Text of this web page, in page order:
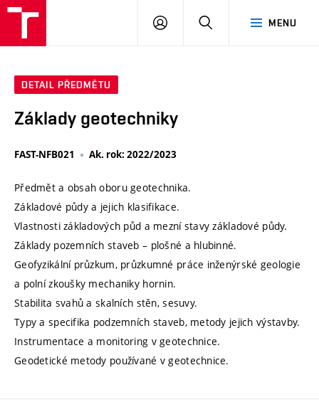
MENU
PŘIHLÁSIT
DETAIL PŘEDMĚTU
Základy geotechniky
FAST-NFB021 Ak. rok: 2022/2023
Předmět a obsah oboru geotechnika.
Základové půdy a jejich klasifikace.
Vlastnosti základových půd a mezní stavy základové půdy.
Základy pozemních staveb – plošné a hlubinné.
Geofyzikální průzkum, průzkumné práce inženýrské geologie
a polní zkoušky mechaniky hornin.
Stabilita svahů a skalních stěn, sesuvy.
Typy a specifika podzemních staveb, metody jejich výstavby.
Instrumentace a monitoring v geotechnice.
Geodetické metody používané v geotechnice.